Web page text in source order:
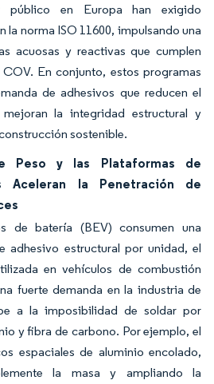
público en Europa han exigido
la norma ISO 11600, impulsando una
acuosas y reactivas que cumplen
En conjunto, estos programas
de adhesivos que reducen el
la integridad estructural y
sostenible.
Peso y las Plataformas de
Aceleran la Penetración de
de batería (BEV) consumen una
adhesivo estructural por unidad, el
en vehículos de combustión
fuerte demanda en la industria de
a la imposibilidad de soldar por
y fibra de carbono. Por ejemplo, el
espaciales de aluminio encolado,
la masa y ampliando la